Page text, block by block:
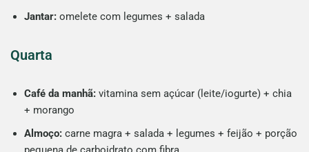
Jantar: omelete com legumes + salada
Quarta
Café da manhã: vitamina sem açúcar (leite/iogurte) + chia
+ morango
Almoço: carne magra + salada + legumes + feijão + porção